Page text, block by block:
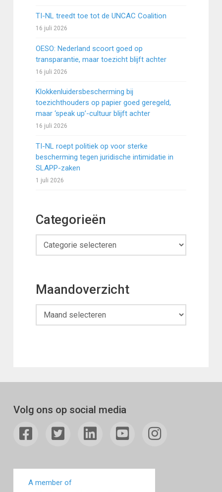
TI-NL treedt toe tot de UNCAC Coalition
16 juli 2026
OESO: Nederland scoort goed op
transparantie, maar toezicht blijft achter
16 juli 2026
Klokkenluidersbescherming bij
toezichthouders op papier goed geregeld,
maar ‘speak up’-cultuur blijft achter
16 juli 2026
TI-NL roept politiek op voor sterke
bescherming tegen juridische intimidatie in
SLAPP-zaken
1 juli 2026
Categorieën
Categorieën
Maandoverzicht
Maandoverzicht
Volg ons op social media
A member of